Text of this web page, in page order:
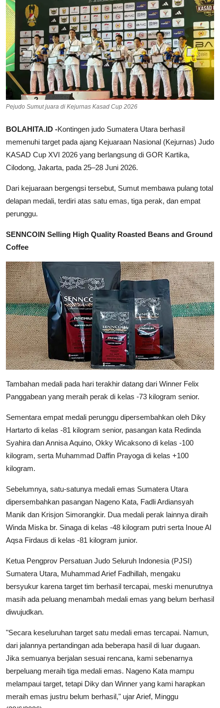
Pejudo Sumut juara di Kejurnas Kasad Cup 2026
BOLAHITA.ID -Kontingen judo Sumatera Utara berhasil
memenuhi target pada ajang Kejuaraan Nasional (Kejurnas) Judo
KASAD Cup XVI 2026 yang berlangsung di GOR Kartika,
Cilodong, Jakarta, pada 25–28 Juni 2026.
Dari kejuaraan bergengsi tersebut, Sumut membawa pulang total
delapan medali, terdiri atas satu emas, tiga perak, dan empat
perunggu.
SENNCOIN Selling High Quality Roasted Beans and Ground
Coffee
Tambahan medali pada hari terakhir datang dari Winner Felix
Panggabean yang meraih perak di kelas -73 kilogram senior.
Sementara empat medali perunggu dipersembahkan oleh Diky
Hartarto di kelas -81 kilogram senior, pasangan kata Redinda
Syahira dan Annisa Aquino, Okky Wicaksono di kelas -100
kilogram, serta Muhammad Daffin Prayoga di kelas +100
kilogram.
Sebelumnya, satu-satunya medali emas Sumatera Utara
dipersembahkan pasangan Nageno Kata, Fadli Ardiansyah
Manik dan Krisjon Simorangkir. Dua medali perak lainnya diraih
Winda Miska br. Sinaga di kelas -48 kilogram putri serta Inoue Al
Aqsa Firdaus di kelas -81 kilogram junior.
Ketua Pengprov Persatuan Judo Seluruh Indonesia (PJSI)
Sumatera Utara, Muhammad Arief Fadhillah, mengaku
bersyukur karena target tim berhasil tercapai, meski menurutnya
masih ada peluang menambah medali emas yang belum berhasil
diwujudkan.
"Secara keseluruhan target satu medali emas tercapai. Namun,
dari jalannya pertandingan ada beberapa hasil di luar dugaan.
Jika semuanya berjalan sesuai rencana, kami sebenarnya
berpeluang meraih tiga medali emas. Nageno Kata mampu
melampaui target, tetapi Diky dan Winner yang kami harapkan
meraih emas justru belum berhasil," ujar Arief, Minggu